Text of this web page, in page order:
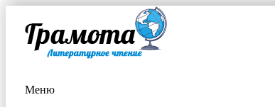
Меню